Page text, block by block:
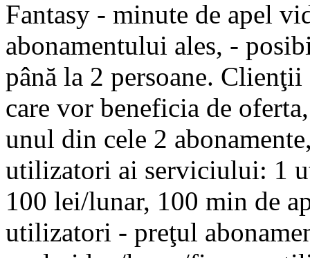
Fantasy - minute de apel
abonamentului ales, -
până la 2 persoane.
care vor beneficia de
unul din cele 2
utilizatori ai serviciului: 1
100 lei/lunar, 100 min de
utilizatori - preţul